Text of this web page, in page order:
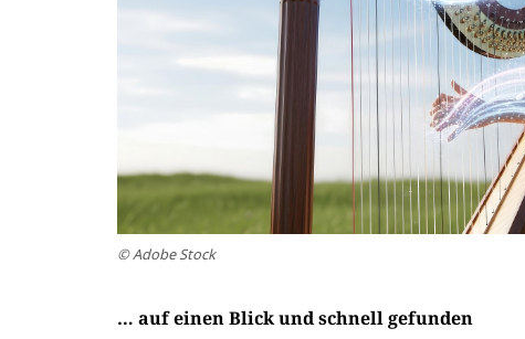
© Adobe Stock
… auf einen Blick und schnell gefunden